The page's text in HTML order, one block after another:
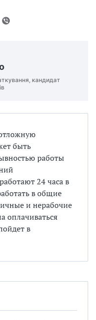
кандидат
быть
работы
24 часа в
в общие
и нерабочие
оплачиваться
в